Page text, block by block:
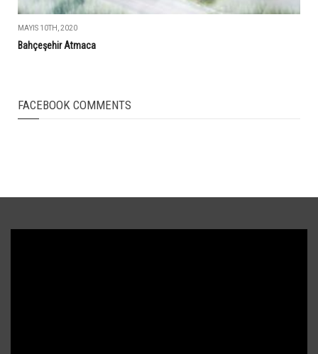
MAYIS 10TH, 2020
Bahçeşehir Atmaca
FACEBOOK COMMENTS